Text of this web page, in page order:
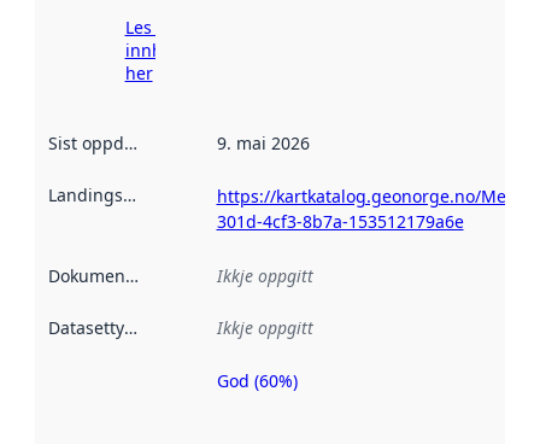
Les meir om
innhenting
her
Sist oppdatert 9. mai 2026
Landingsside
https://kartkatalog.geonorge.no/
301d-4cf3-8b7a-153512179a6e
Dokumentasjon Ikkje oppgitt
Datasettype Ikkje oppgitt
Metadatakvalitet
God (60%)